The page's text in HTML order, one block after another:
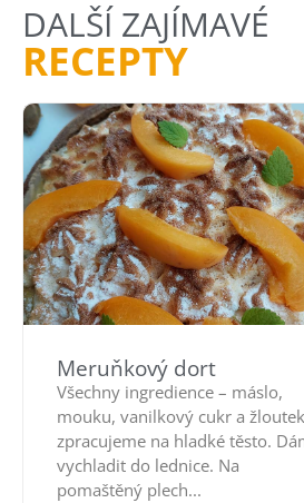
DALŠÍ ZAJÍMAVÉ
RECEPTY
Meruňkový dort
Všechny ingredience – máslo,
mouku, vanilkový cukr a žloutek
zpracujeme na hladké těsto.
vychladit do lednice. Na
pomaštěný plech...